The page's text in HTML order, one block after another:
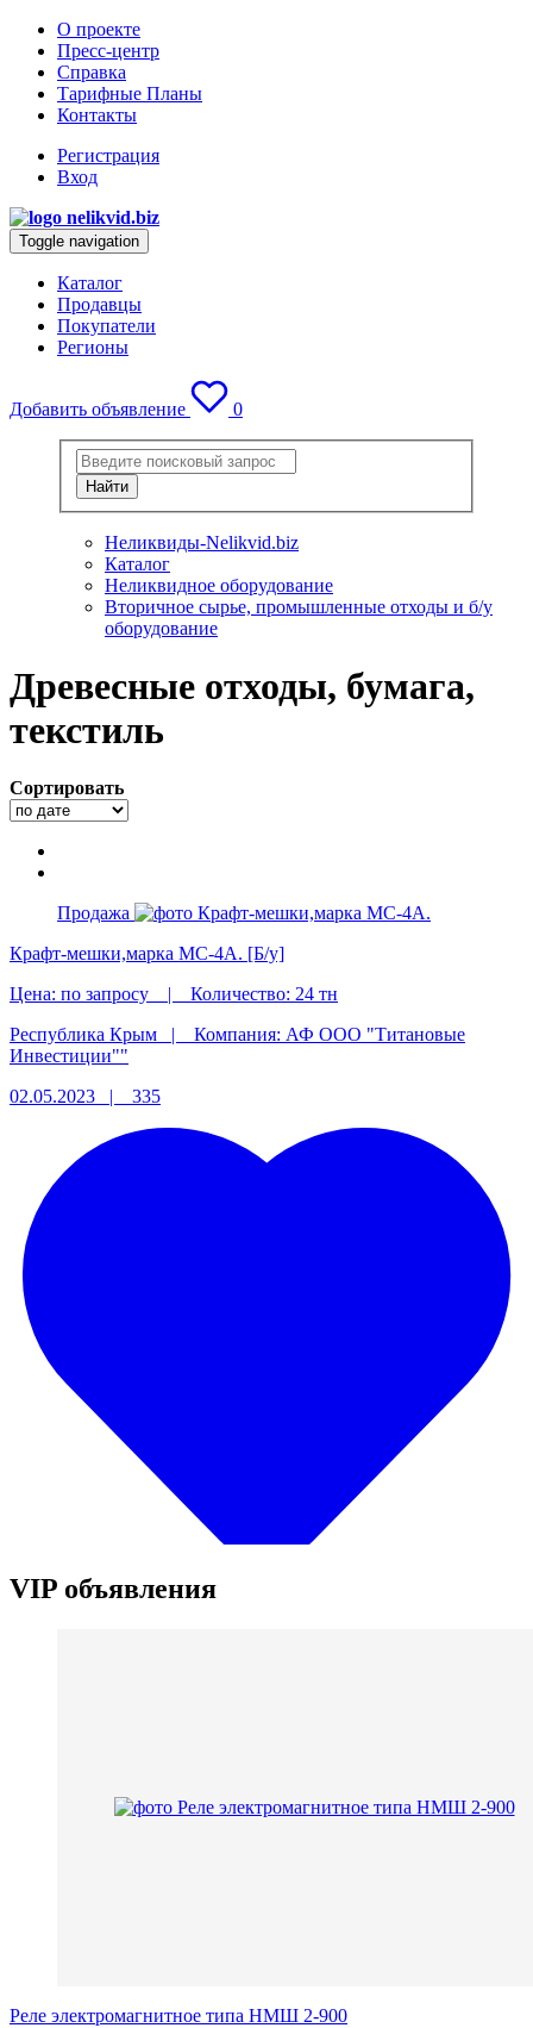
О проекте
Пресс-центр
Справка
Тарифные Планы
Контакты
Регистрация
Вход
Toggle navigation
Каталог
Продавцы
Покупатели
Регионы
Добавить объявление 0
Найти
Неликвиды-Nelikvid.biz
Каталог
Неликвидное оборудование
Вторичное сырье, промышленные отходы и б/у
оборудование
Древесные отходы, бумага,
текстиль
Сортировать
Продажа
Крафт-мешки,марка МС-4А. [Б/у]
Цена: по запросу | Количество: 24 тн
Республика Крым |
Компания: АФ ООО "Титановые
Инвестиции""
02.05.2023 |
335
VIP объявления
Реле электромагнитное типа НМШ 2-900